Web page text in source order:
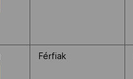
Férfiak